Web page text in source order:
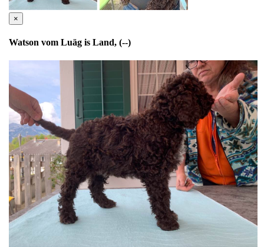
×
Watson vom Luäg is Land, (--)